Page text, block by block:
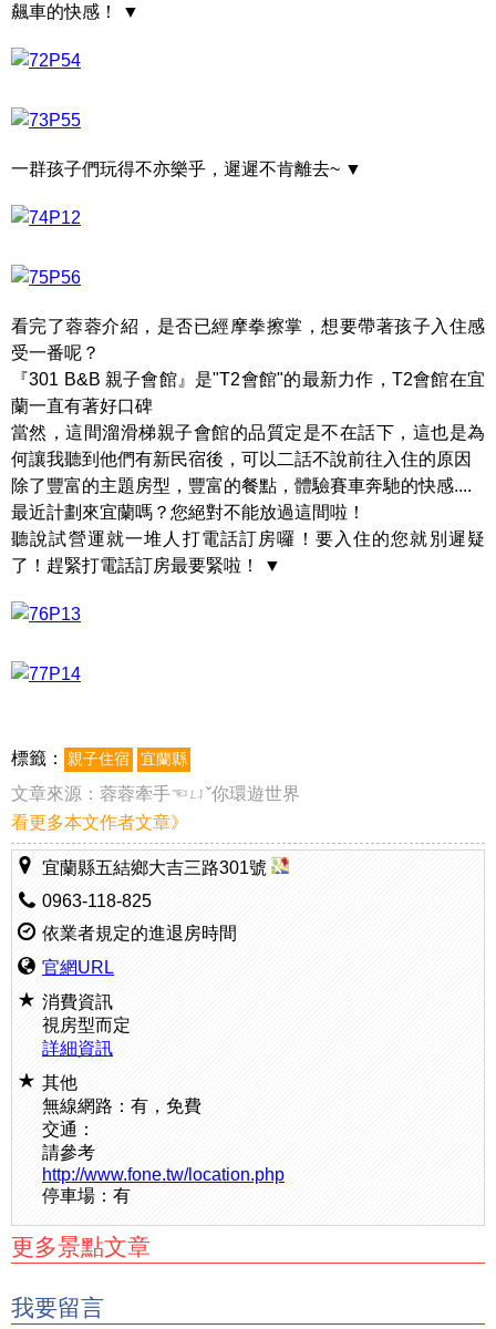
飆車的快感！ ▼
一群孩子們玩得不亦樂乎，遲遲不肯離去~ ▼
看完了蓉蓉介紹，是否已經摩拳擦掌，想要帶著孩子入住感
受一番呢？
『301 B&B 親子會館』是"T2會館"的最新力作，T2會館在宜
蘭一直有著好口碑
當然，這間溜滑梯親子會館的品質定是不在話下，這也是為
何讓我聽到他們有新民宿後，可以二話不說前往入住的原因
除了豐富的主題房型，豐富的餐點，體驗賽車奔馳的快感....
最近計劃來宜蘭嗎？您絕對不能放過這間啦！
聽說試營運就一堆人打電話訂房囉！要入住的您就別遲疑
了！趕緊打電話訂房最要緊啦！ ▼
標籤： 親子住宿 宜蘭縣
文章來源： 蓉蓉牽手☜ㄩˇ你環遊世界
看更多本文作者文章》
宜蘭縣五結鄉大吉三路301號
0963-118-825
依業者規定的進退房時間
官網URL
消費資訊
視房型而定
詳細資訊
其他
無線網路：有，免費
交通：
請參考
http://www.fone.tw/location.php
停車場：有
更多景點文章
我要留言